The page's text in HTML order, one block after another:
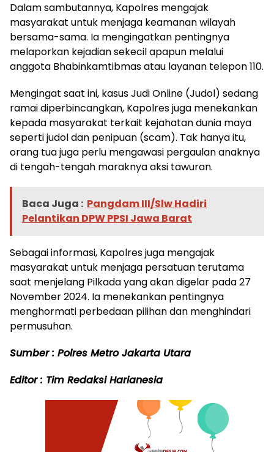
Dalam sambutannya, Kapolres mengajak
masyarakat untuk menjaga keamanan wilayah
bersama-sama. Ia mengingatkan pentingnya
melaporkan kejadian sekecil apapun melalui
anggota Bhabinkamtibmas atau layanan telepon 110.
Mengingat saat ini, kasus Judi Online (Judol) sedang
ramai diperbincangkan, Kapolres juga menekankan
kepada masyarakat terkait kejahatan dunia maya
seperti judol dan penipuan (scam). Tak hanya itu,
orang tua juga perlu mengawasi pergaulan anaknya
di tengah-tengah maraknya aksi tawuran.
Baca Juga : Pangdam III/Slw Hadiri
Pelantikan DPW PPSI Jawa Barat
Sebagai informasi, Kapolres juga mengajak
masyarakat untuk menjaga persatuan terutama
saat menjelang Pilkada yang akan digelar pada 27
November 2024. Ia menekankan pentingnya
menghormati perbedaan pilihan dan menghindari
permusuhan.
Sumber : Polres Metro Jakarta Utara
Editor : Tim Redaksi Harianesia